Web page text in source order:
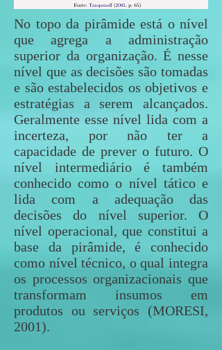
No topo da pirâmide está o nível
que agrega a administração
superior da organização. É nesse
nível que as decisões são tomadas
e são estabelecidos os objetivos e
estratégias a serem alcançados.
Geralmente esse nível lida com a
incerteza, por não ter a
capacidade de prever o futuro. O
nível intermediário é também
conhecido como o nível tático e
lida com a adequação das
decisões do nível superior. O
nível operacional, que constitui a
base da pirâmide, é conhecido
como nível técnico, o qual integra
os processos organizacionais que
transformam insumos em
produtos ou serviços (MORESI,
2001).